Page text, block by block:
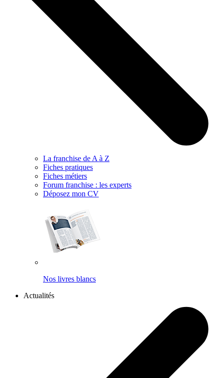
La franchise de A à Z
Fiches pratiques
Fiches métiers
Forum franchise : les experts
Déposez mon CV
Nos livres blancs
Actualités